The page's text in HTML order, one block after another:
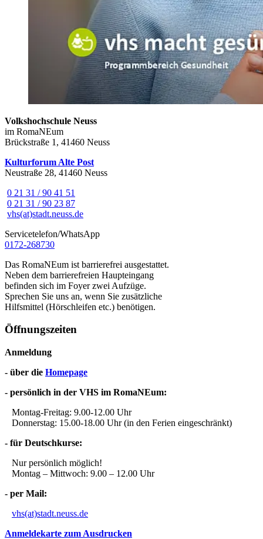
Volkshochschule Neuss
im RomaNEum
Brückstraße 1, 41460 Neuss
Kulturforum Alte Post
Neustraße 28, 41460 Neuss
0 21 31 / 90 41 51
0 21 31 / 90 23 87
vhs(at)stadt.neuss.de
Servicetelefon/WhatsApp
0172-268730
Das RomaNEum ist barrierefrei ausgestattet.
Neben dem barrierefreien Haupteingang
befinden sich im Foyer zwei Aufzüge.
Sprechen Sie uns an, wenn Sie zusätzliche
Hilfsmittel (Hörschleifen etc.) benötigen.
Öffnungszeiten
Anmeldung
- über die Homepage
- persönlich in der VHS im RomaNEum:
Montag-Freitag: 9.00-12.00 Uhr
Donnerstag: 15.00-18.00 Uhr (in den Ferien eingeschränkt)
- für Deutschkurse:
Nur persönlich möglich!
Montag – Mittwoch: 9.00 – 12.00 Uhr
- per Mail:
vhs(at)stadt.neuss.de
Anmeldekarte zum Ausdrucken